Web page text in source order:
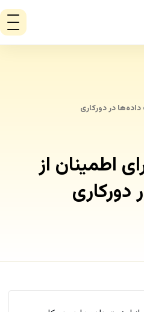
در دورکاری
اطمینان از
دورکاری